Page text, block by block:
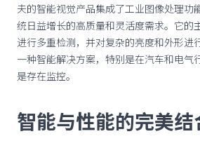
夫的智能视觉产品集成了工业图像处理功
统日益增长的高质量和灵活度需求。它的
进行多重检测，并对复杂的亮度和外形进
一种智能解决方案，特别是在汽车和电气
是存在监控。
智能与性能的完美结